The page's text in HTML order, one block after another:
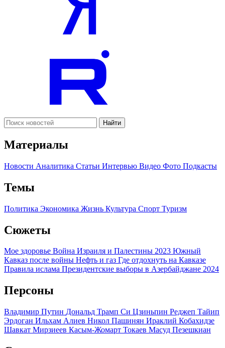
Найти
Материалы
Новости Аналитика Статьи Интервью Видео Фото Подкасты
Темы
Политика Экономика Жизнь Культура Спорт Туризм
Сюжеты
Мое здоровье Война Израиля и Палестины 2023 Южный
Кавказ после войны Нефть и газ Где отдохнуть на Кавказе
Правила ислама Президентские выборы в Азербайджане 2024
Персоны
Владимир Путин Дональд Трамп Си Цзиньпин Реджеп Тайип
Эрдоган Ильхам Алиев Никол Пашинян Ираклий Кобахидзе
Шавкат Мирзиеев Касым-Жомарт Токаев Масуд Пезешкиан